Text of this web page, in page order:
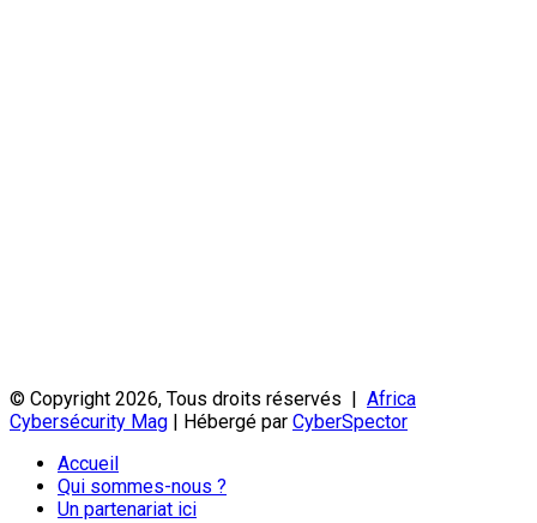
© Copyright 2026, Tous droits réservés | Africa
Cybersécurity Mag | Hébergé par CyberSpector
Accueil
Qui sommes-nous ?
Un partenariat ici